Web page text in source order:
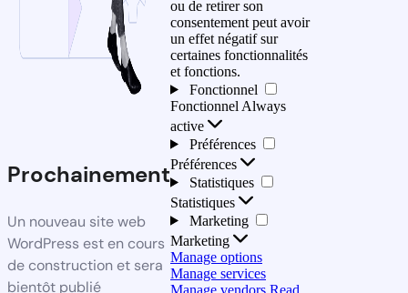
Prochainement
Un nouveau site web
WordPress est en cours
de construction et sera
bientôt publié
ou de retirer son
consentement peut avoir
un effet négatif sur
certaines fonctionnalités
et fonctions.
Fonctionnel
Fonctionnel Always
active
Préférences
Préférences
Statistiques
Statistiques
Marketing
Marketing
Manage options
Manage services
Manage vendors Read